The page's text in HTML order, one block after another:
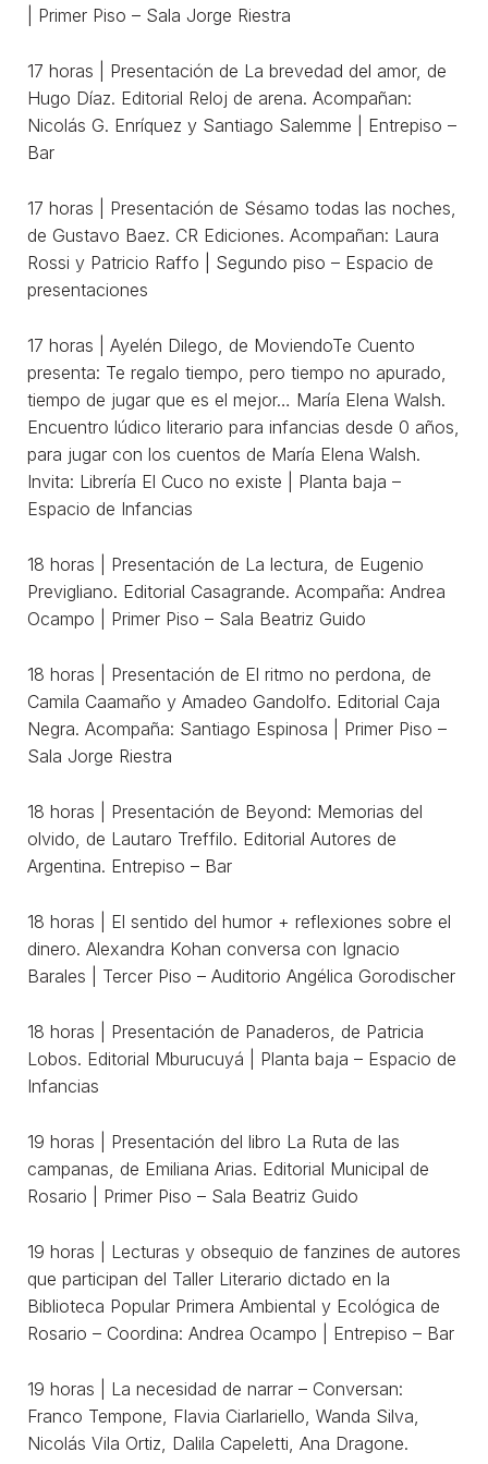
| Primer Piso – Sala Jorge Riestra
17 horas | Presentación de La brevedad del amor, de
Hugo Díaz. Editorial Reloj de arena. Acompañan:
Nicolás G. Enríquez y Santiago Salemme | Entrepiso –
Bar
17 horas | Presentación de Sésamo todas las noches,
de Gustavo Baez. CR Ediciones. Acompañan: Laura
Rossi y Patricio Raffo | Segundo piso – Espacio de
presentaciones
17 horas | Ayelén Dilego, de MoviendoTe Cuento
presenta: Te regalo tiempo, pero tiempo no apurado,
tiempo de jugar que es el mejor… María Elena Walsh.
Encuentro lúdico literario para infancias desde 0 años,
para jugar con los cuentos de María Elena Walsh.
Invita: Librería El Cuco no existe | Planta baja –
Espacio de Infancias
18 horas | Presentación de La lectura, de Eugenio
Previgliano. Editorial Casagrande. Acompaña: Andrea
Ocampo | Primer Piso – Sala Beatriz Guido
18 horas | Presentación de El ritmo no perdona, de
Camila Caamaño y Amadeo Gandolfo. Editorial Caja
Negra. Acompaña: Santiago Espinosa | Primer Piso –
Sala Jorge Riestra
18 horas | Presentación de Beyond: Memorias del
olvido, de Lautaro Treffilo. Editorial Autores de
Argentina. Entrepiso – Bar
18 horas | El sentido del humor + reflexiones sobre el
dinero. Alexandra Kohan conversa con Ignacio
Barales | Tercer Piso – Auditorio Angélica Gorodischer
18 horas | Presentación de Panaderos, de Patricia
Lobos. Editorial Mburucuyá | Planta baja – Espacio de
Infancias
19 horas | Presentación del libro La Ruta de las
campanas, de Emiliana Arias. Editorial Municipal de
Rosario | Primer Piso – Sala Beatriz Guido
19 horas | Lecturas y obsequio de fanzines de autores
que participan del Taller Literario dictado en la
Biblioteca Popular Primera Ambiental y Ecológica de
Rosario – Coordina: Andrea Ocampo | Entrepiso – Bar
19 horas | La necesidad de narrar – Conversan:
Franco Tempone, Flavia Ciarlariello, Wanda Silva,
Nicolás Vila Ortiz, Dalila Capeletti, Ana Dragone.